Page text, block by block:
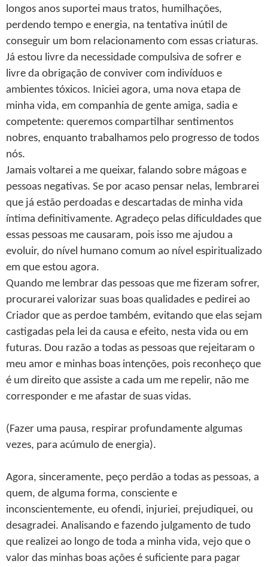
longos anos suportei maus tratos, humilhações,
perdendo tempo e energia, na tentativa inútil de
conseguir um bom relacionamento com essas criaturas.
Já estou livre da necessidade compulsiva de sofrer e
livre da obrigação de conviver com indivíduos e
ambientes tóxicos. Iniciei agora, uma nova etapa de
minha vida, em companhia de gente amiga, sadia e
competente: queremos compartilhar sentimentos
nobres, enquanto trabalhamos pelo progresso de todos
nós.
Jamais voltarei a me queixar, falando sobre mágoas e
pessoas negativas. Se por acaso pensar nelas, lembrarei
que já estão perdoadas e descartadas de minha vida
íntima definitivamente. Agradeço pelas dificuldades que
essas pessoas me causaram, pois isso me ajudou a
evoluir, do nível humano comum ao nível espiritualizado
em que estou agora.
Quando me lembrar das pessoas que me fizeram sofrer,
procurarei valorizar suas boas qualidades e pedirei ao
Criador que as perdoe também, evitando que elas sejam
castigadas pela lei da causa e efeito, nesta vida ou em
futuras. Dou razão a todas as pessoas que rejeitaram o
meu amor e minhas boas intenções, pois reconheço que
é um direito que assiste a cada um me repelir, não me
corresponder e me afastar de suas vidas.
(Fazer uma pausa, respirar profundamente algumas
vezes, para acúmulo de energia).
Agora, sinceramente, peço perdão a todas as pessoas, a
quem, de alguma forma, consciente e
inconscientemente, eu ofendi, injuriei, prejudiquei, ou
desagradei. Analisando e fazendo julgamento de tudo
que realizei ao longo de toda a minha vida, vejo que o
valor das minhas boas ações é suficiente para pagar